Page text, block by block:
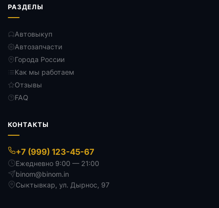
РАЗДЕЛЫ
Автовыкуп
Автозапчасти
Города России
Как мы работаем
Отзывы
FAQ
КОНТАКТЫ
+7 (999) 123-45-67
Ежедневно 9:00 — 21:00
binom@binom.in
Сыктывкар, ул. Дырнос, 97